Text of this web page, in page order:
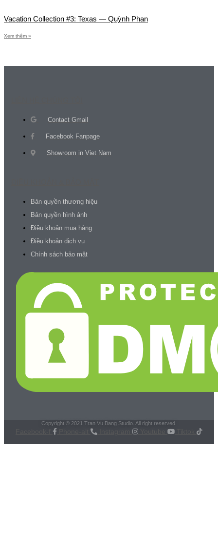
Vacation Collection #3: Texas — Quỳnh Phan
Xem thêm »
Contact Gmail
Facebook Fanpage
Showroom in Viet Nam
Bản quyền thương hiệu
Bản quyền hình ảnh
Điều khoản mua hàng
Điều khoản dịch vụ
Chính sách bảo mật
Copyright © 2021 Tran Vu Bang Studio. All right reserved.